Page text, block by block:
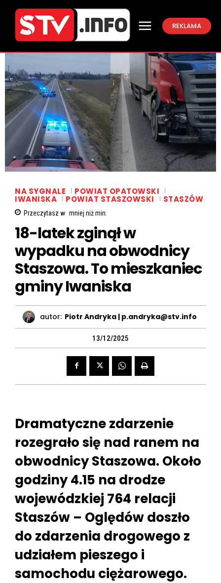
REKLAMA
NA SYGNALE POWIAT OPATOWSKI
IWANISKA POWIAT STASZOWSKI STASZÓW
Przeczytasz w mniej niżmin.
18-latek zginął w
wypadku na obwodnicy
Staszowa. To mieszkaniec
gminy Iwaniska
autor: Piotr Andryka | p.andryka@stv.info
13/12/2025
Dramatyczne zdarzenie
rozegrało się nad ranem na
obwodnicy Staszowa. Około
godziny 4.15 na drodze
wojewódzkiej 764 relacji
Staszów – Oględów doszło
do zdarzenia drogowego z
udziałem pieszego i
samochodu ciężarowego.